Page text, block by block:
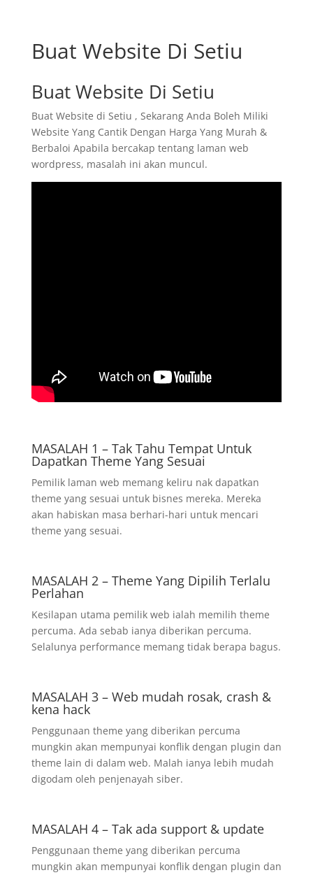
Buat Website Di Setiu
Buat Website Di Setiu
Buat Website di Setiu , Sekarang Anda Boleh Miliki
Website Yang Cantik Dengan Harga Yang Murah &
Berbaloi Apabila bercakap tentang laman web
wordpress, masalah ini akan muncul.
MASALAH 1 – Tak Tahu Tempat Untuk
Dapatkan Theme Yang Sesuai
Pemilik laman web memang keliru nak dapatkan
theme yang sesuai untuk bisnes mereka. Mereka
akan habiskan masa berhari-hari untuk mencari
theme yang sesuai.
MASALAH 2 – Theme Yang Dipilih Terlalu
Perlahan
Kesilapan utama pemilik web ialah memilih theme
percuma. Ada sebab ianya diberikan percuma.
Selalunya performance memang tidak berapa bagus.
MASALAH 3 – Web mudah rosak, crash &
kena hack
Penggunaan theme yang diberikan percuma
mungkin akan mempunyai konflik dengan plugin dan
theme lain di dalam web. Malah ianya lebih mudah
digodam oleh penjenayah siber.
MASALAH 4 – Tak ada support & update
Penggunaan theme yang diberikan percuma
mungkin akan mempunyai konflik dengan plugin dan